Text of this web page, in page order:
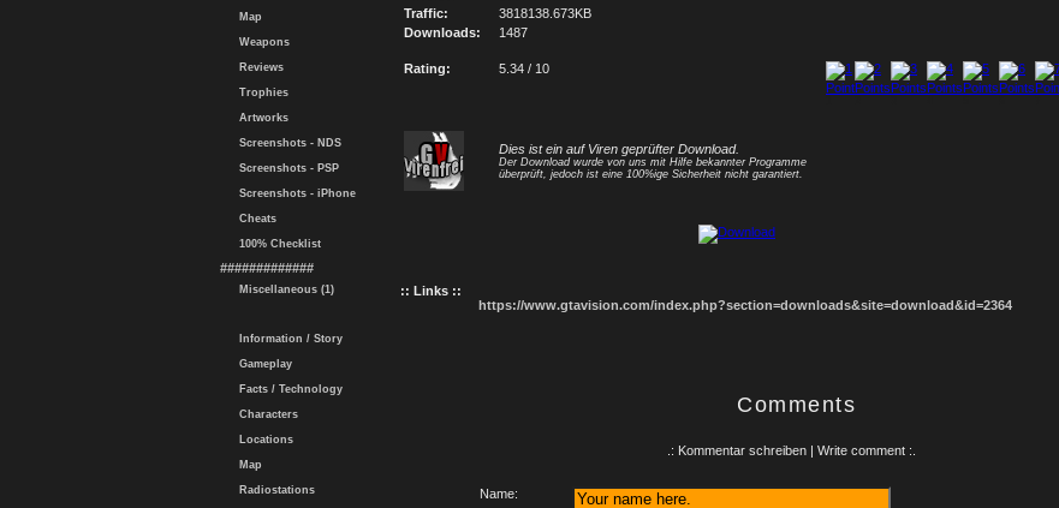
Map
Weapons
Reviews
Trophies
Artworks
Screenshots - NDS
Screenshots - PSP
Screenshots - iPhone
Cheats
100% Checklist
#############
Miscellaneous (1)
Information / Story
Gameplay
Facts / Technology
Characters
Locations
Map
Radiostations
Traffic:
3818138.673KB
Downloads:
1487
Rating: 5.34 / 10
Dies ist ein auf Viren geprüfter Download.
Der Download wurde von uns mit Hilfe bekannter Programme
überprüft, jedoch ist eine 100%ige Sicherheit nicht garantiert.
:: Links ::
https://www.gtavision.com/index.php?section=downloads&site=download&id=2364
Comments
.: Kommentar schreiben | Write comment :.
Name: